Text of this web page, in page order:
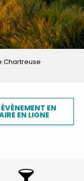
Chartreuse
EN
EN LIGNE